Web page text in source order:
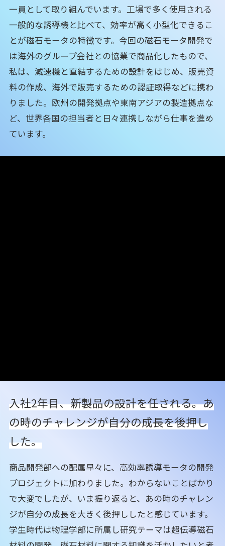
一員として取り組んでいます。工場で多く使用される
一般的な誘導機と比べて、効率が高く小型化できるこ
とが磁石モータの特徴です。今回の磁石モータ開発で
は海外のグループ会社との協業で商品化したもので、
私は、減速機と直結するための設計をはじめ、販売資
料の作成、海外で販売するための認証取得などに携わ
りました。欧州の開発拠点や東南アジアの製造拠点な
ど、世界各国の担当者と日々連携しながら仕事を進め
ています。
入社2年目、新製品の設計を任される。あ
の時のチャレンジが自分の成長を後押し
した。
商品開発部への配属早々に、高効率誘導モータの開発
プロジェクトに加わりました。わからないことばかり
で大変でしたが、いま振り返ると、あの時のチャレン
ジが自分の成長を大きく後押ししたと感じています。
学生時代は物理学部に所属し研究テーマは超伝導磁石